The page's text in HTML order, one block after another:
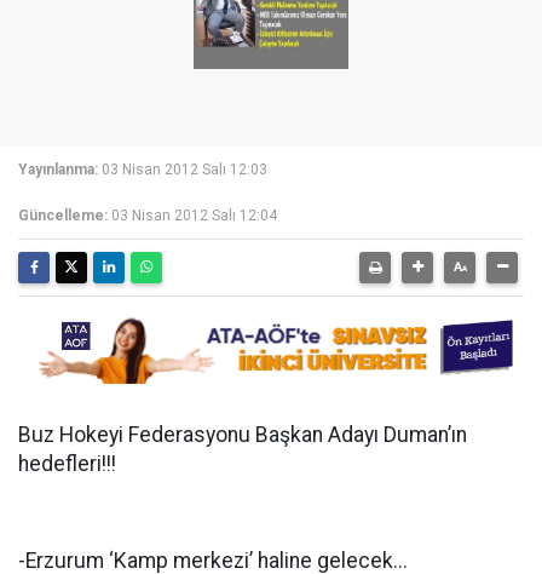
Yayınlanma: 03 Nisan 2012 Salı 12:03
Güncelleme: 03 Nisan 2012 Salı 12:04
Buz Hokeyi Federasyonu Başkan Adayı Duman’ın
hedefleri!!!
-Erzurum ‘Kamp merkezi’ haline gelecek...